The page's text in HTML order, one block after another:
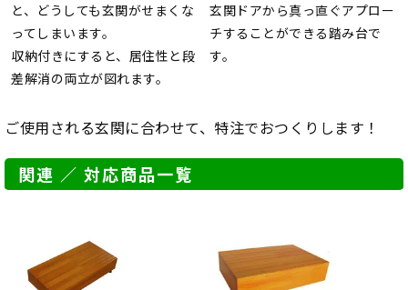
と、どうしても玄関がせまくな
ってしまいます。
収納付きにすると、居住性と段
差解消の両立が図れます。
玄関ドアから真っ直ぐアプロー
チすることができる踏み台で
す。
ご使用される玄関に合わせて、特注でおつくりします！
関連 ／ 対応商品一覧